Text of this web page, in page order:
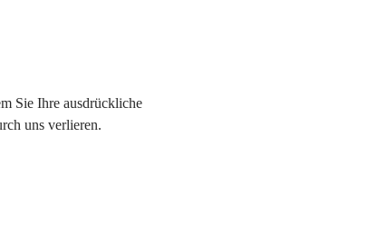
Sie Ihre ausdrückliche
uns verlieren.